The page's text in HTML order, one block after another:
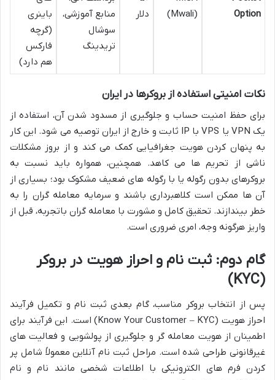
Option
(Mwali)
دلار
منابع آموزشی،
سوشال
تریدینگ
باینری
(گرچه
فارکس
هم دارد)
نکات امنیتی استفاده از بروکرها در ایران
برای حفظ امنیت حساب و جلوگیری از مسدود شدن آن، استفاده از
یک VPN یا VPS با IP ثابت و خارج از ایران توصیه می شود. این کار
به پنهان کردن هویت جغرافیایی کمک می کند و از بروز مشکلات
ناشی از تحریم ها می کاهد. همچنین، همواره باید نسبت به
بروکرهای بدون رگوله یا با رگوله های ضعیف مشکوک بود؛ بسیاری از
آن ها ممکن است کلاهبرداری باشند و سرمایه معامله گران را به
خطر بیندازند. تحقیق کامل و مشورت با معامله گران باتجربه، قبل از
واریز هرگونه وجه، امری ضروری است.
گام دوم: ثبت نام و احراز هویت در بروکر
(KYC)
پس از انتخاب بروکر مناسب، گام بعدی ثبت نام و تکمیل فرآیند
احراز هویت (Know Your Customer – KYC) است. این فرآیند برای
اطمینان از هویت معامله گر و جلوگیری از پولشویی و فعالیت های
غیرقانونی طراحی شده است. مراحل ثبت نام آنلاین معمولاً شامل پر
کردن فرم های الکترونیکی با اطلاعات شخصی مانند نام و نام